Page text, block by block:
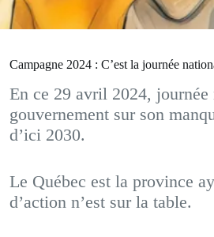
Campagne 2024 : C’est la journée
En ce 29 avril 2024,
gouvernement sur son
d’ici 2030.
Le Québec est la province
d’action n’est sur la table.